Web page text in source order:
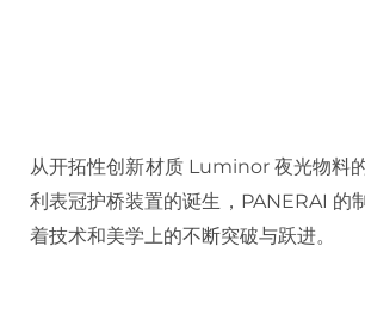
从开拓性创新材质 Luminor 夜光物料
利表冠护桥装置的诞生，PANERAI 的
着技术和美学上的不断突破与跃进。